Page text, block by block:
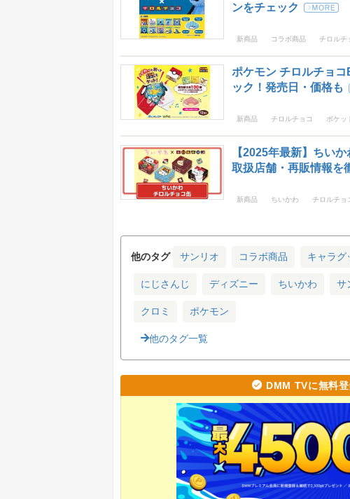
ンをチェック
新商品 コラボ商品 チロルチ
ポケモン チロルチョ
ック！発売日・価格も
新商品 チロルチョコ ポケッ
【2025年最新】ちい
取扱店舗・再販情報を
新商品 ちいかわ チロルチョ
他のタグ サンリオ コラボ商品 キャラグ
にじさんじ ディズニー ちいかわ サ
クロミ ポケモン
他のタグ一覧
DMM TVに無料